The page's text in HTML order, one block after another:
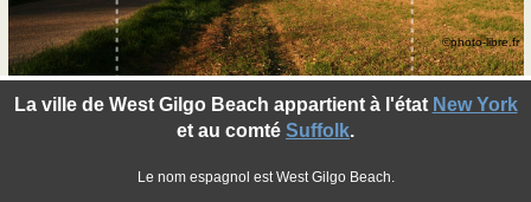
La ville de West Gilgo Beach appartient à l'état New York
et au comté Suffolk.
Le nom espagnol est West Gilgo Beach.
©photo-libre.fr